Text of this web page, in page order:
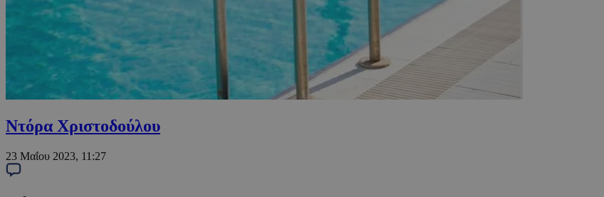
Ντόρα Χριστοδούλου
23 Μαΐου 2023, 11:27